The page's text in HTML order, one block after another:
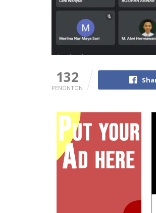
132
PENONTON